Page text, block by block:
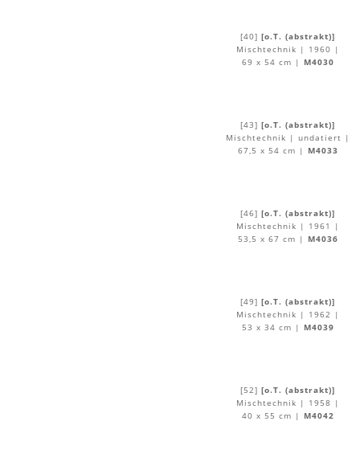
[40] [o.T. (abstrakt)]
Mischtechnik | 1960 |
69 x 54 cm |
M4030
[43] [o.T. (abstrakt)]
Mischtechnik | undatiert |
67,5 x 54 cm |
M4033
[46] [o.T. (abstrakt)]
Mischtechnik | 1961 |
53,5 x 67 cm |
M4036
[49] [o.T. (abstrakt)]
Mischtechnik | 1962 |
53 x 34 cm |
M4039
[52] [o.T. (abstrakt)]
Mischtechnik | 1958 |
40 x 55 cm |
M4042